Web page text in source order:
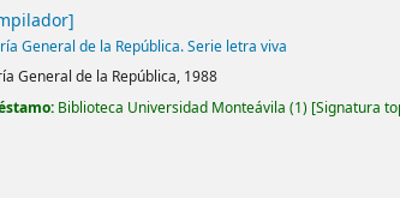
General de la República. Serie letra viva
General de la República, 1988
Biblioteca Universidad Monteávila (1) Signatura